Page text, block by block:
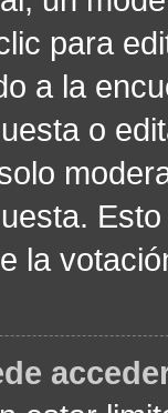
para
a la
o
la